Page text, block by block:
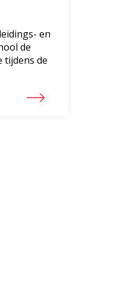
en
de
tijdens de